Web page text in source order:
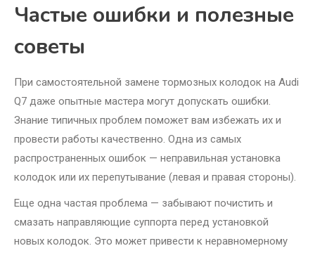
Частые ошибки и полезные
советы
При самостоятельной замене тормозных колодок на Audi
Q7 даже опытные мастера могут допускать ошибки.
Знание типичных проблем поможет вам избежать их и
провести работы качественно. Одна из самых
распространенных ошибок — неправильная установка
колодок или их перепутывание (левая и правая стороны).
Еще одна частая проблема — забывают почистить и
смазать направляющие суппорта перед установкой
новых колодок. Это может привести к неравномерному